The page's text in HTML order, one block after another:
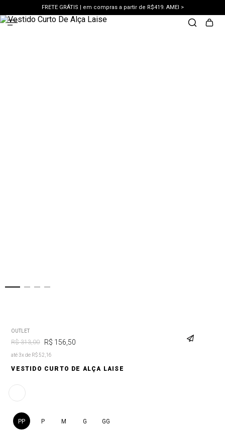
FRETE GRÁTIS | em compras a partir de R$419. AMEI >
PIX | 5% off no pix à vista. APROVEITAR >
OUTLET
R$ 313,00 R$ 156 50
até 3x de R$ 52,16
VESTIDO CURTO DE ALÇA LAISE
PP P M G GG